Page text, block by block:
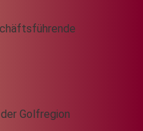
Golfregion